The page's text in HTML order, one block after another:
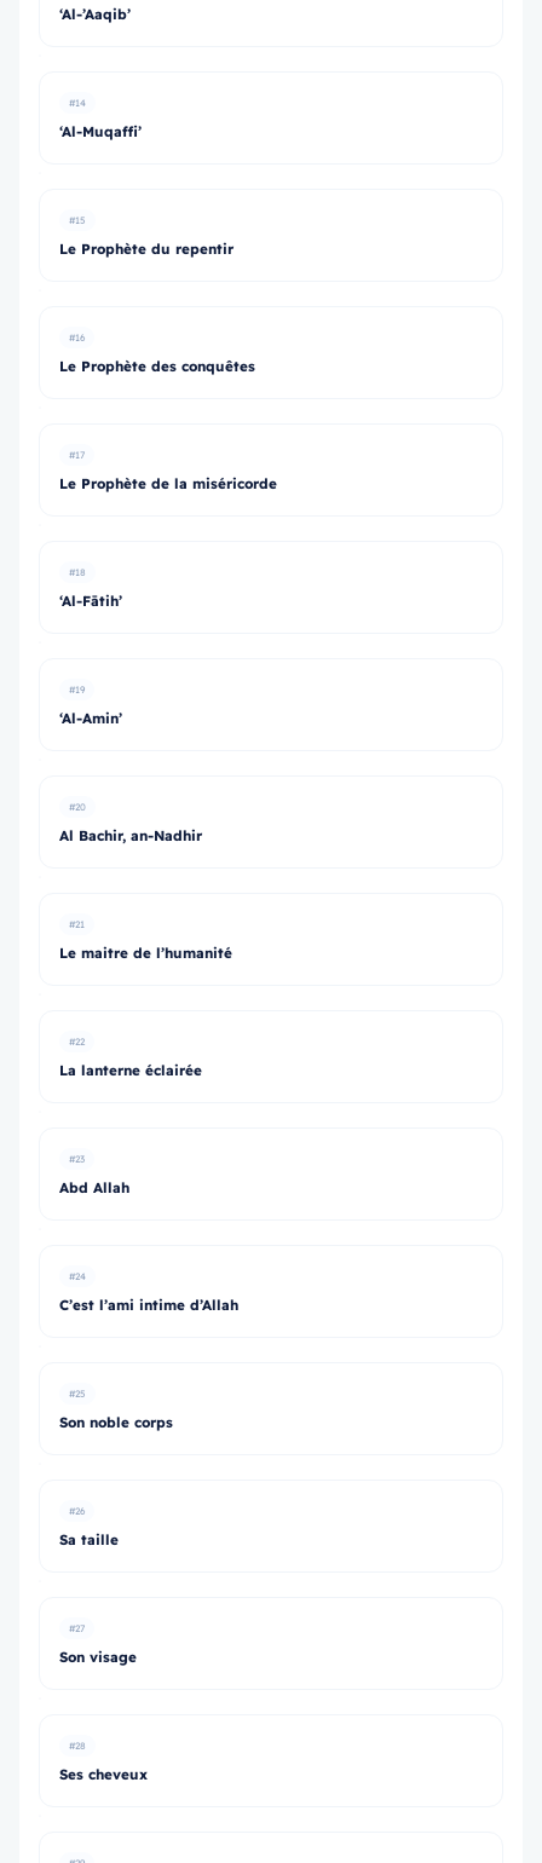
‘Al-’Aaqib’
#14
‘Al-Muqaffi’
#15
Le Prophète du repentir
#16
Le Prophète des conquêtes
#17
Le Prophète de la miséricorde
#18
‘Al-Fātih’
#19
‘Al-Amin’
#20
Al Bachir, an-Nadhir
#21
Le maitre de l’humanité
#22
La lanterne éclairée
#23
Abd Allah
#24
C’est l’ami intime d’Allah
#25
Son noble corps
#26
Sa taille
#27
Son visage
#28
Ses cheveux